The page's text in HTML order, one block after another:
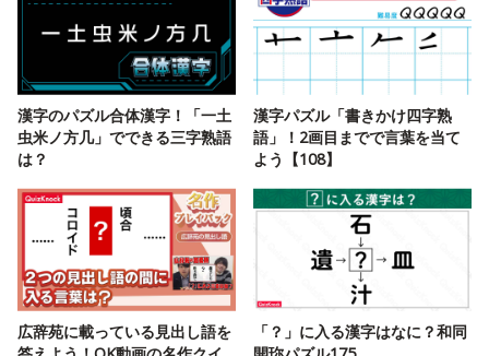
漢字のパズル合体漢字！「一土
虫米ノ方几」でできる三字熟語
は？
漢字パズル「書きかけ四字熟
語」！2画目までで言葉を当て
よう【108】
広辞苑に載っている見出し語を
「？」に入る漢字はなに？和同